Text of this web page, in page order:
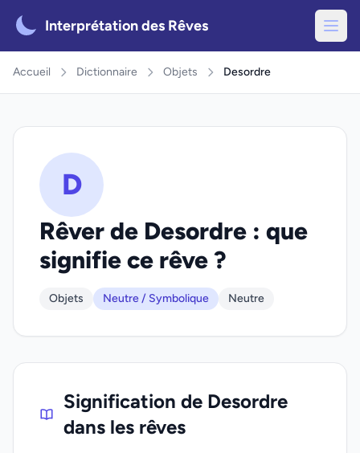
Interprétation des Rêves
Accueil Dictionnaire Objets Desordre
D
Rêver de Desordre : que
signifie ce rêve ?
Objets Neutre / Symbolique Neutre
Signification de Desordre
dans les rêves